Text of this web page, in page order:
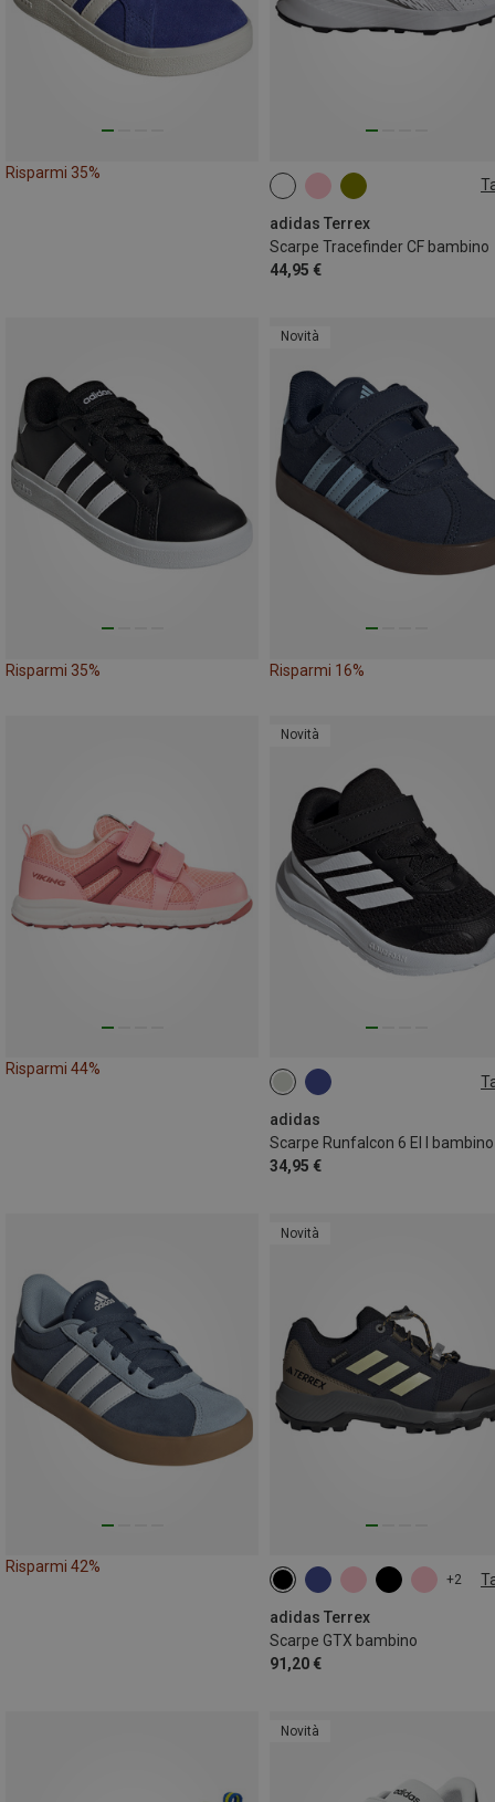
Risparmi 35%
adidas Terrex
Scarpe Tracefinder CF bambino
44,95 €
29 31
Risparmi 35%
Novità
Risparmi 16%
Risparmi 44%
Novità
adidas
Scarpe Runfalcon 6 El I bambino
34,95 €
Risparmi 42%
Novità
+2
adidas Terrex
Scarpe GTX bambino
91,20 €
Novità